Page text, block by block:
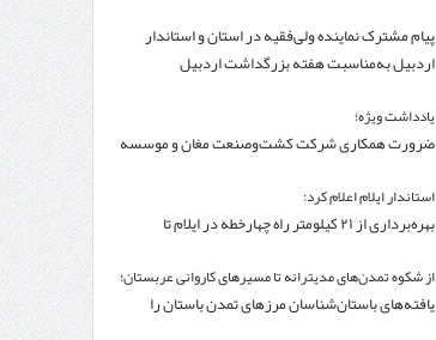
پیام مشترک نماینده ولی‌فقیه در استان و استاندار
اردبیل به‌مناسبت هفته بزرگداشت اردبیل
یادداشت ویژه؛
ضرورت همکاری شرکت کشت‌وصنعت مغان و موسسه
استاندار ایلام اعلام کرد:
بهره‌برداری از ۲۱ کیلومتر راه چهارخطه در ایلام تا
از شکوه تمدن‌های مدیترانه تا مسیرهای کاروانی عربستان؛
یافته‌های باستان‌شناسان مرزهای تمدن باستان را